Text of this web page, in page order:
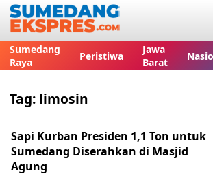
Sumedang
Raya
Peristiwa
Jawa
Barat
Tag: limosin
Sapi Kurban Presiden 1,1 Ton untuk
Sumedang Diserahkan di Masjid
Agung